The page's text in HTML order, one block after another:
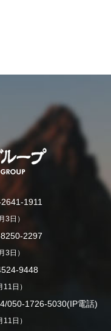
1911
3日）
2297
3日）
9448
日）
050-1726-5030(IP電話)
日）